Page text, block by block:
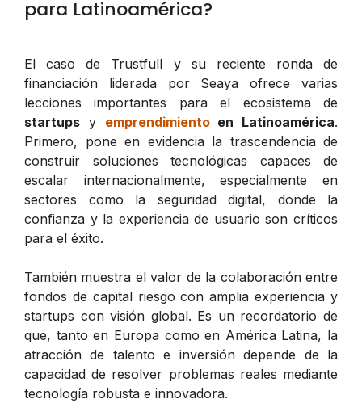
para Latinoamérica?
El caso de Trustfull y su reciente ronda de
financiación liderada por Seaya ofrece varias
lecciones importantes para el ecosistema de
startups y emprendimientoen Latinoamérica.
Primero, pone en evidencia la trascendencia de
construir soluciones tecnológicas capaces de
escalar internacionalmente, especialmente en
sectores como la seguridad digital, donde la
confianza y la experiencia de usuario son críticos
para el éxito.
También muestra el valor de la colaboración entre
fondos de capital riesgo con amplia experiencia y
startups con visión global. Es un recordatorio de
que, tanto en Europa como en América Latina, la
atracción de talento e inversión depende de la
capacidad de resolver problemas reales mediante
tecnología robusta e innovadora.